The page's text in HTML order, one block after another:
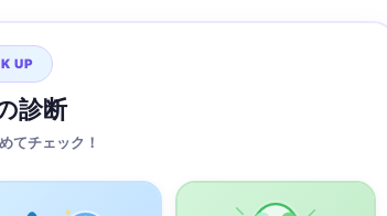
UP
診断
てチェック！